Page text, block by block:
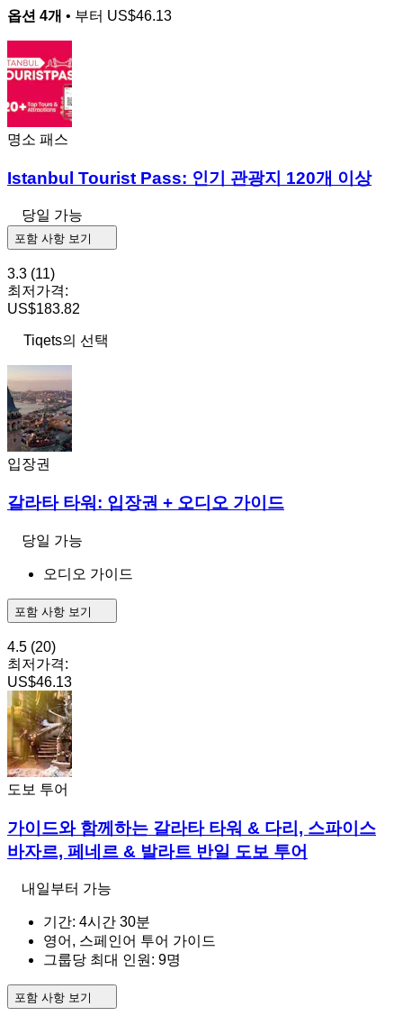
옵션 4개 • 부터 US$46.13
명소 패스
Istanbul Tourist Pass: 인기 관광지 120개 이상
당일 가능
포함 사항 보기
3.3 (11)
최저가격:
US$183.82
Tiqets의 선택
입장권
갈라타 타워: 입장권 + 오디오 가이드
당일 가능
오디오 가이드
포함 사항 보기
4.5 (20)
최저가격:
US$46.13
도보 투어
가이드와 함께하는 갈라타 타워 & 다리, 스파이스
바자르, 페네르 & 발라트 반일 도보 투어
내일부터 가능
기간: 4시간 30분
영어, 스페인어 투어 가이드
그룹당 최대 인원: 9명
포함 사항 보기